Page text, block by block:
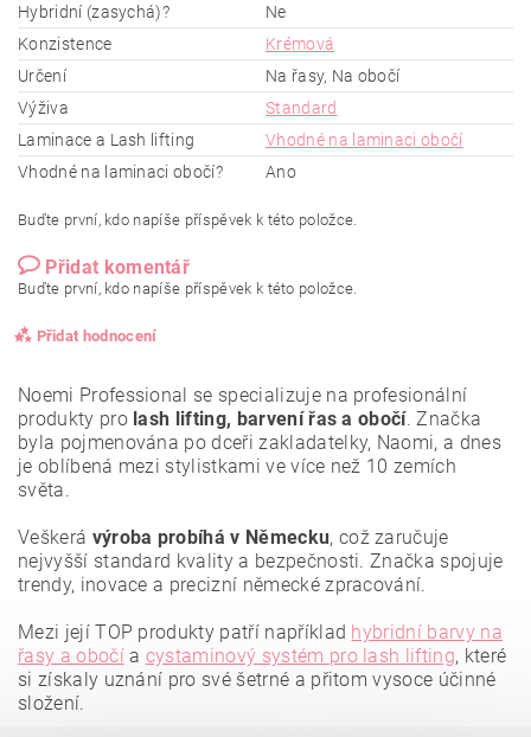
Hybridní (zasychá)?
Ne
Konzistence
Krémová
Určení
Na řasy, Na obočí
Výživa
Standard
Laminace a Lash lifting
Vhodné na laminaci obočí
Vhodné na laminaci obočí?
Ano
Buďte první, kdo napíše příspěvek k této položce.
Přidat komentář
Buďte první, kdo napíše příspěvek k této položce.
Přidat hodnocení
Vložením hodnocení souhlasíte se
Noemi Professional se specializuje na profesionální
produkty pro lash lifting, barvení řas a obočí. Značka
byla pojmenována po dceři zakladatelky, Naomi, a dnes
je oblíbená mezi stylistkami ve více než 10 zemích
světa.
Veškerá výroba probíhá v Německu, což zaručuje
nejvyšší standard kvality a bezpečnosti. Značka spojuje
trendy, inovace a precizní německé zpracování.
Mezi její TOP produkty patří například hybridní barvy na
řasy a obočía cystaminový systém pro lash lifting, které
si získaly uznání pro své šetrné a přitom vysoce účinné
složení.